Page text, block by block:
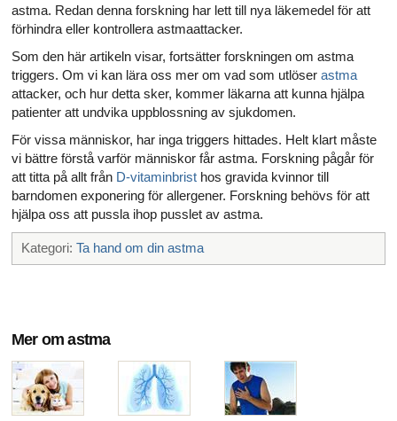
astma. Redan denna forskning har lett till nya läkemedel för att
förhindra eller kontrollera astmaattacker.
Som den här artikeln visar, fortsätter forskningen om astma
triggers. Om vi kan lära oss mer om vad som utlöser astma
attacker, och hur detta sker, kommer läkarna att kunna hjälpa
patienter att undvika uppblossning av sjukdomen.
För vissa människor, har inga triggers hittades. Helt klart måste
vi bättre förstå varför människor får astma. Forskning pågår för
att titta på allt från D-vitaminbrist hos gravida kvinnor till
barndomen exponering för allergener. Forskning behövs för att
hjälpa oss att pussla ihop pusslet av astma.
Kategori: Ta hand om din astma
Mer om astma